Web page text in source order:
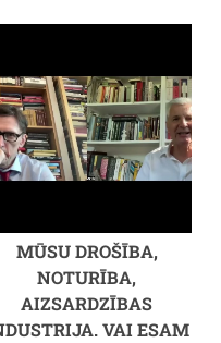
MŪSU DROŠĪBA,
NOTURĪBA,
AIZSARDZĪBAS
VAI ESAM